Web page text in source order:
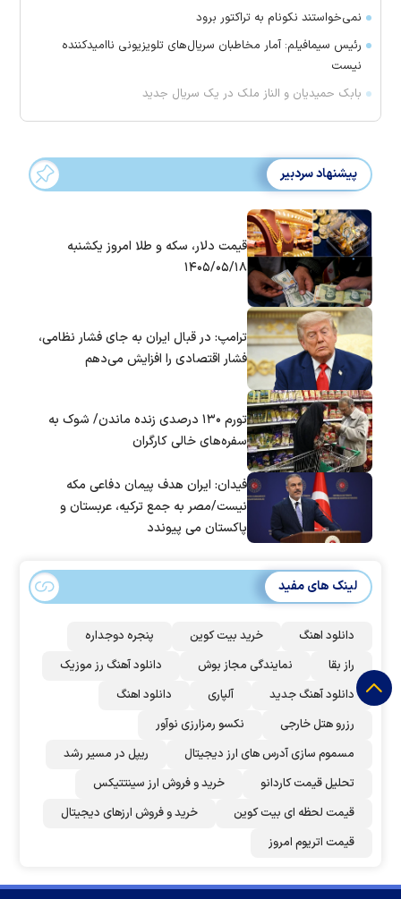
‌نمی‌خواستند نکونام به تراکتور برود
رئیس سیمافیلم: آمار مخاطبان سریال‌های تلویزیونی ناامیدکننده
نیست
بابک حمیدیان و الناز ملک در یک سریال جدید
پیشنهاد سردبیر
قیمت دلار، سکه و طلا امروز یکشنبه
۱۴۰۵/۰۵/۱۸
ترامپ: در قبال ایران به جای فشار نظامی،
فشار اقتصادی را افزایش می‌دهم
تورم ۱۳۰ درصدی زنده ماندن/ شوک به
سفره‌های خالی کارگران
فیدان: ایران هدف پیمان دفاعی مکه
نیست/مصر به جمع ترکیه، عربستان و
پاکستان می پیوندد
لینک های مفید
دانلود اهنگ خرید بیت کوین
پنجره دوجداره
راز بقا
نمایندگی مجاز بوش
دانلود آهنگ رز‌ موزیک
دانلود آهنگ جدید
آلپاری
دانلود اهنگ
رزرو هتل خارجی
نکسو رمزارزی نوآور
مسموم سازی آدرس های ارز دیجیتال
ریپل در مسیر رشد
تحلیل قیمت کاردانو
خرید و فروش ارز سینتتیکس
قیمت لحظه ای بیت کوین
خرید و فروش ارزهای دیجیتال
قیمت اتریوم امروز